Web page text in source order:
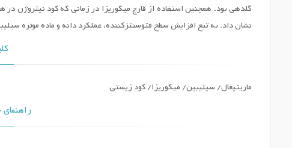
گلدهی بود. همچنین استفاده از قارچ میکوریزا در زمانی که کود نیتروژن
نشان داد. به تبع افزایش سطح فتوسنتزکننده، عملکرد دانه و ماده موثره
ماریتیغال/ سیلیبین/ میکوریزا/ کود زیستی
راهنمای